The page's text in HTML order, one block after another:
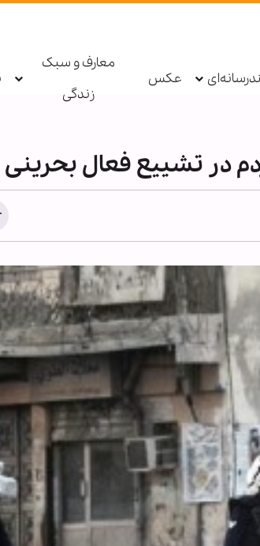
عکس
معارف و سبک
زندگی
در تشییع فعال بحرینی
دستگیری
اربعین در
پلیس